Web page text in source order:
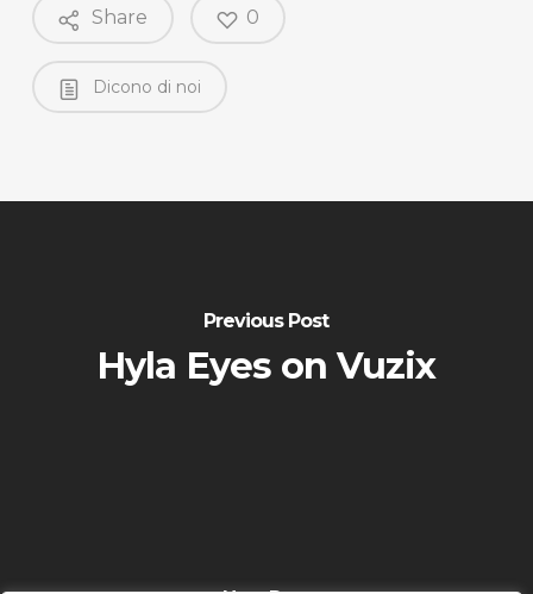
Share 0
Dicono di noi
Previous Post
Hyla Eyes on Vuzix